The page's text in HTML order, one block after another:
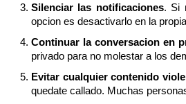
Silenciar las notificaciones. Si
opcion es desactivarlo en la
Continuar la conversacion en
privado para no molestar a los
Evitar cualquier contenido
quedate callado. Muchas